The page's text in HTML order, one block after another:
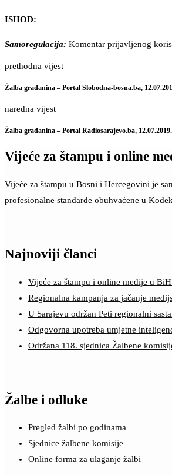
ISHOD:
Samoregulacija: Komentar prijavljenog
prethodna vijest
Žalba građanina – Portal Slobodna-bosna.ba,
naredna vijest
Žalba građanina – Portal Radiosarajevo.ba,
Vijeće za štampu i online
Vijeće za štampu u Bosni i Hercegovini je
profesionalne standarde obuhvaćene u
Najnoviji članci
Vijeće za štampu i online medije u
Regionalna kampanja za jačanje
U Sarajevu održan Peti regionalni
Odgovorna upotreba umjetne
Održana 118. sjednica Žalbene
Žalbe i odluke
Pregled žalbi po godinama
Sjednice žalbene komisije
Online forma za ulaganje žalbi